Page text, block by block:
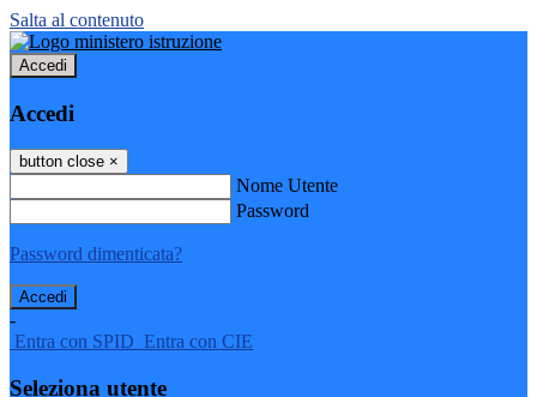
Salta al contenuto
Accedi
Accedi
button close ×
Nome Utente
Password
Password dimenticata?
-
Entra con SPID Entra con CIE
Seleziona utente